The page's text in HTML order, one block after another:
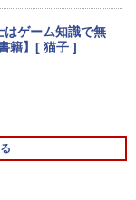
Win11 Pro 初期
在宅勤務 テレワ
トPC 白ncs215y
1260P / メモリ 16
11 / 2024 Offi
MS-S1 M
Al Max+ 395 /Ra
V2 /2 х 10Gb
ター 27インチモニ
WQHD (2560x14
124%s
輝度400cd/m²
ゲーム知識で無
籍】[ 猫子 ]